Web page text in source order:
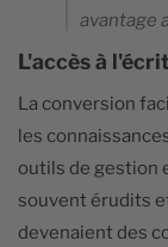
avantage
L'accès à
La conversion
les
outils de gestion
souvent érudits
devenaient des